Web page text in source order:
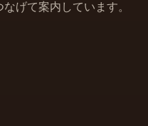
げて案内しています。